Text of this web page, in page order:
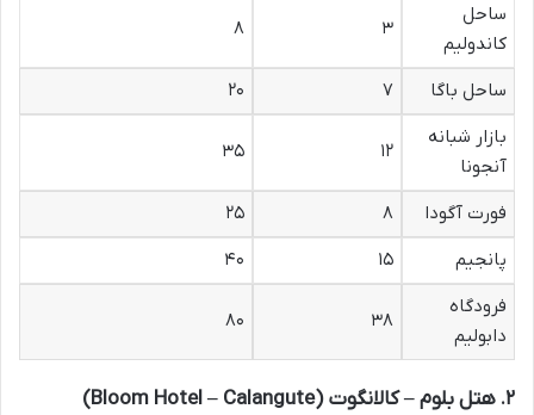
ساحل
کاندولیم
۳ ۸
ساحل باگا ۷
۲۰
بازار شبانه
آنجونا
۱۲ ۳۵
فورت آگودا ۸
۲۵
پانجیم
۱۵
۴۰
فرودگاه
دابولیم
۳۸ ۸۰
۲. هتل بلوم – کالانگوت (Bloom Hotel – Calangute)